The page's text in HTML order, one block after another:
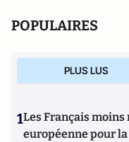
POPULAIRES
PLUS LUS
1Les Français
européenne pour